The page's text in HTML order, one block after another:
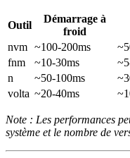
Outil
Démarrage à
froid
nvm ~100-200ms
fnm
~10-30ms
n
~50-100ms
volta ~20-40ms
Note : Les performances
système et le nombre de